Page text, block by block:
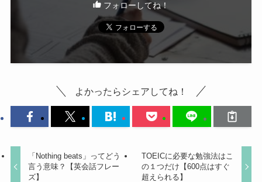
フォローしてね！
よかったらシェアしてね！
「Nothing beats」ってどう
言う意味？【英会話フレー
ズ】
TOEICに必要な勉強法はこ
の１つだけ【600点はすぐ
超えられる】